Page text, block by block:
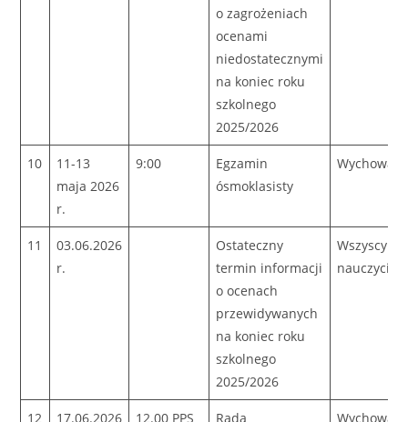
o zagrożeniach
ocenami
niedostatecznymi
na koniec roku
szkolnego
2025/2026
10
11-13
maja 2026
r.
9:00
Egzamin
ósmoklasisty
11
03.06.2026
r.
Ostateczny
termin informacji
o ocenach
przewidywanych
na koniec roku
szkolnego
2025/2026
Wszyscy
nauczyciele
12 17.06.2026 12.00 PPS Rada